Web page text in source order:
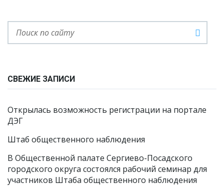
СВЕЖИЕ ЗАПИСИ
Открылась возможность регистрации на портале
ДЭГ
Штаб общественного наблюдения
В Общественной палате Сергиево-Посадского
городского округа состоялся рабочий семинар для
участников Штаба общественного наблюдения